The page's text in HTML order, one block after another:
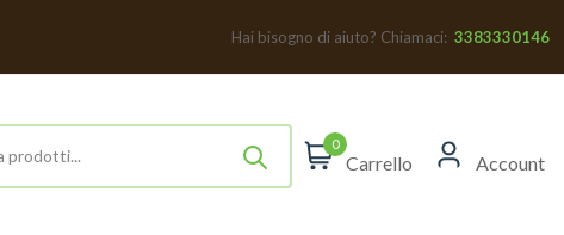
Hai bisogno di aiuto? Chiamaci: 3383330146
0
Carrello Account